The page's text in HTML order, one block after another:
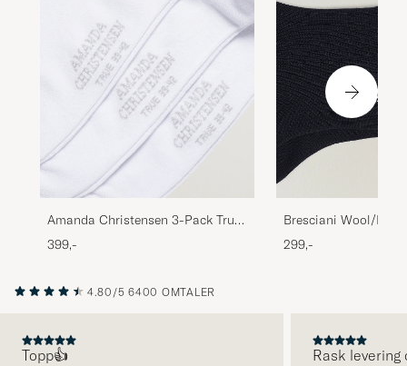
Amanda Christensen 3-Pack True
Cotton Socks White
399,-
Bresciani Wool/
Short Socks Navy
299,-
4.80/5 6400 OMTALER
Topp👍 Rask